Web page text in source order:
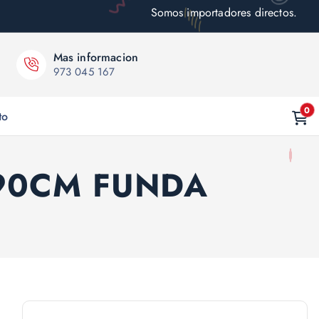
Somos importadores directos.
Mas informacion
973 045 167
0
FUNDA